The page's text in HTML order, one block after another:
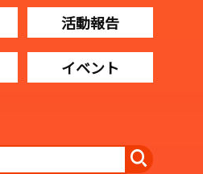
活動報告
イベント